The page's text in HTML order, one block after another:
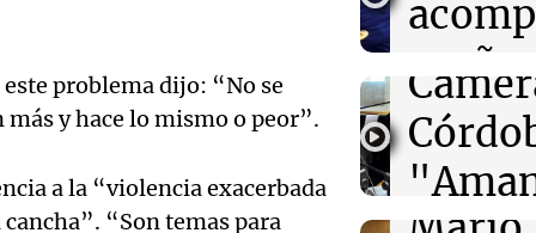
problema dijo: “No se
y hace lo mismo o peor”.
a la “violencia exacerbada
“Son temas para
Deportes
Episodios
sueño
La previa
Episodios
Pailos
Audio.